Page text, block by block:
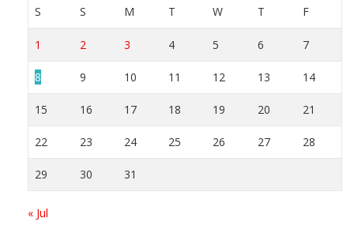
S S M T W T F
1 2 3 4 5 6 7
8 9 10 11 12 13 14
15 16 17 18 19 20 21
22 23 24 25 26 27 28
29 30 31
« Jul